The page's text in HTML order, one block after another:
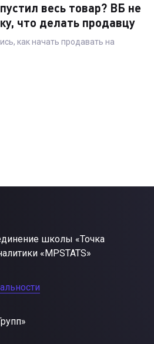
весь товар? ВБ не
что делать продавцу
как начать продавать на
школы «Точка
«MPSTATS»